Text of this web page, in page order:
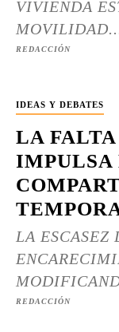
VIVIENDA
REDACCIÓN
IDEAS Y DEBATES
LA
LA ESCASEZ
REDACCIÓN